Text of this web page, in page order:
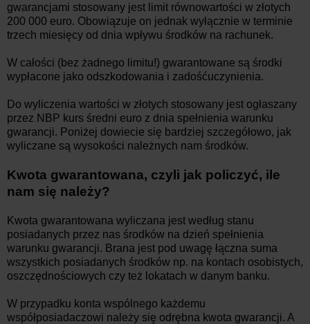
gwarancjami stosowany jest limit równowartości w złotych
200 000 euro. Obowiązuje on jednak wyłącznie w terminie
trzech miesięcy od dnia wpływu środków na rachunek.
W całości (bez żadnego limitu!) gwarantowane są środki
wypłacone jako odszkodowania i zadośćuczynienia.
Do wyliczenia wartości w złotych stosowany jest ogłaszany
przez NBP kurs średni euro z dnia spełnienia warunku
gwarancji. Poniżej dowiecie się bardziej szczegółowo, jak
wyliczane są wysokości należnych nam środków.
Kwota gwarantowana, czyli jak policzyć, ile
nam się należy?
Kwota gwarantowana wyliczana jest według stanu
posiadanych przez nas środków na dzień spełnienia
warunku gwarancji. Brana jest pod uwagę łączna suma
wszystkich posiadanych środków np. na kontach osobistych,
oszczędnościowych czy też lokatach w danym banku.
W przypadku konta wspólnego każdemu
współposiadaczowi należy się odrębna kwota gwarancji. A